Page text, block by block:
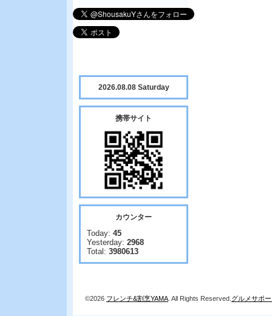
2026.08.08 Saturday
携帯サイト
カウンター
Today: 45
Yesterday: 2968
Total: 3980613
©2026 フレンチ&割烹YAMA . All Rights Reserved. グルメサポ